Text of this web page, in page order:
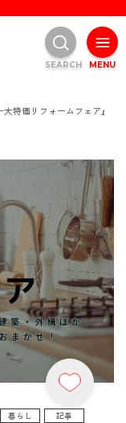
特価リフォームフェア』
暮らし 記事
MENU
SEARCH